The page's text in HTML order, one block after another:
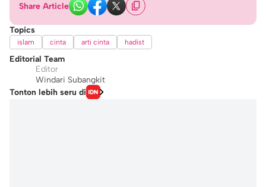
Share Article
Topics
islam cinta arti cinta hadist
Editorial Team
Editor
Windari Subangkit
Tonton lebih seru di